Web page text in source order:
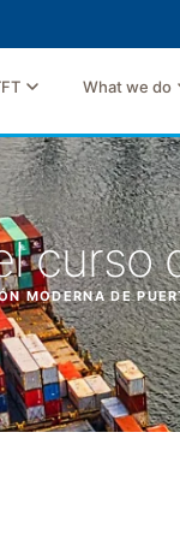
What we do
curso
MODERNA DE